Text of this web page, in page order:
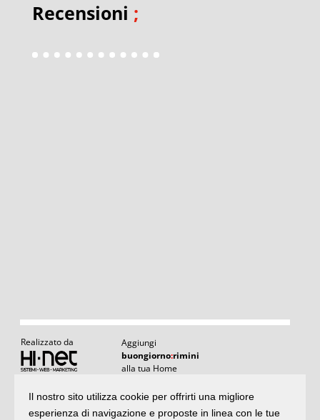
Recensioni ;
Realizzato da
Aggiungi
buongiorno:rimini
alla tua Home
Articoli: il meglio di buongiornoRimini
Il nostro sito utilizza cookie per offrirti una migliore
esperienza di navigazione e proposte in linea con le tue